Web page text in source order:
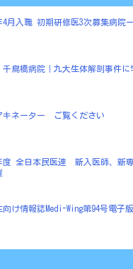
4月入職 初期研修医3次募集病院
千鳥橋病院｜九大生体解剖事件
キネーター ご覧ください
度 全日本民医連 新入医師、新
向け情報誌Medi-Wing第94号電子